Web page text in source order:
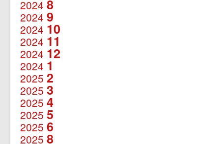
2024 8
2024 9
2024 10
2024 11
2024 12
2024 1
2025 2
2025 3
2025 4
2025 5
2025 6
2025 8